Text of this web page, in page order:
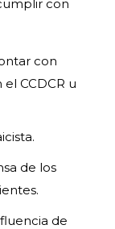
con
con
CCDCR u
de los
de